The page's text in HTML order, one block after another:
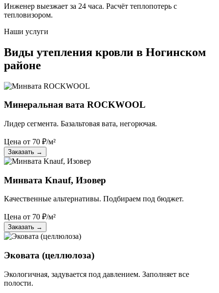
Инженер выезжает за 24 часа. Расчёт теплопотерь с
тепловизором.
Наши услуги
Виды утепления кровли в Ногинском
районе
Минеральная вата ROCKWOOL
Лидер сегмента. Базальтовая вата, негорючая.
Цена от 70 ₽/м²
Заказать →
Минвата Knauf, Изовер
Качественные альтернативы. Подбираем под бюджет.
Цена от 70 ₽/м²
Заказать →
Эковата (целлюлоза)
Экологичная, задувается под давлением. Заполняет все
полости.